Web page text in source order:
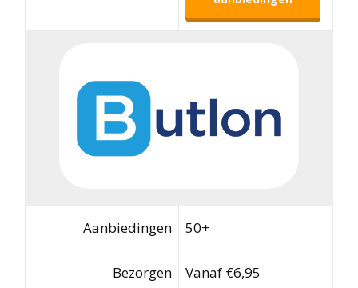
Aanbiedingen 50+
Bezorgen Vanaf €6,95